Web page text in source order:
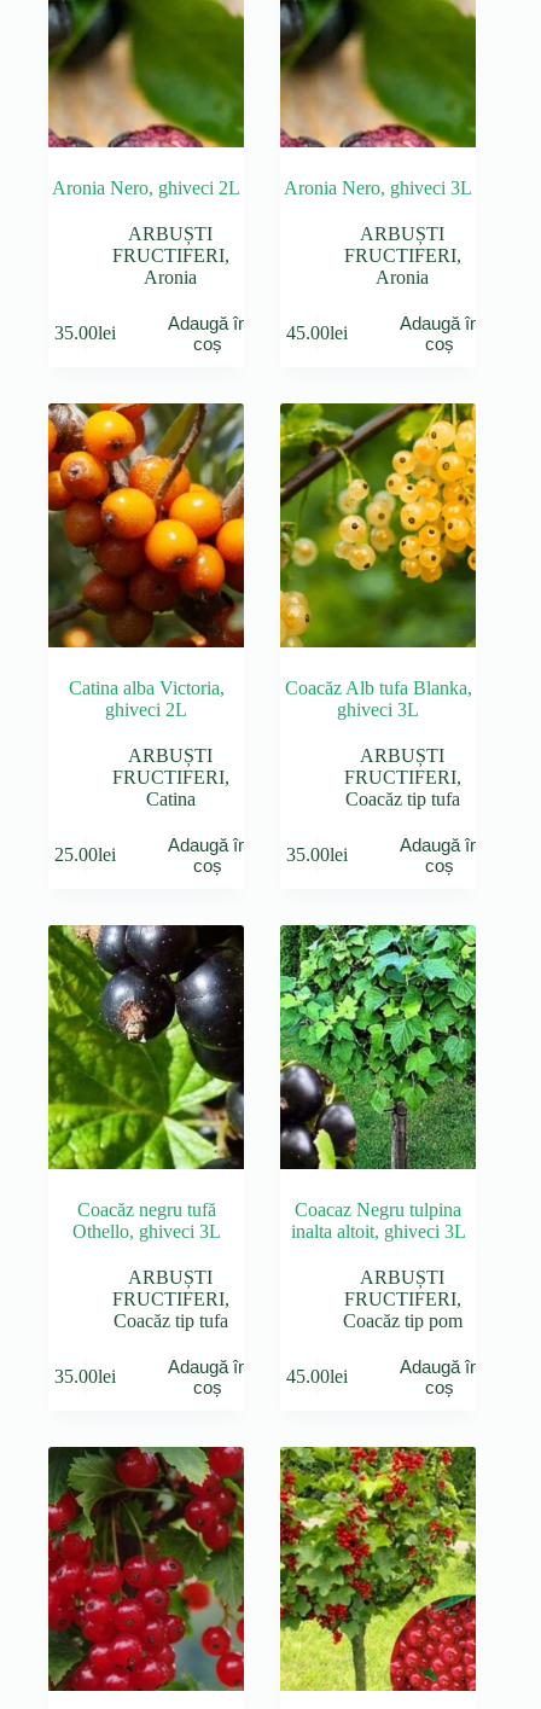
Aronia Nero, ghiveci 2L
ARBUȘTI
FRUCTIFERI,
Aronia
35.00lei
Adaugă în
coș
Aronia Nero, ghiveci 3L
ARBUȘTI
FRUCTIFERI,
Aronia
45.00lei
Adaugă în
coș
Catina alba Victoria,
ghiveci 2L
ARBUȘTI
FRUCTIFERI,
Catina
25.00lei
Adaugă în
coș
Coacăz Alb tufa Blanka,
ghiveci 3L
ARBUȘTI
FRUCTIFERI,
Coacăz tip tufa
35.00lei
Adaugă în
coș
Coacăz negru tufă
Othello, ghiveci 3L
ARBUȘTI
FRUCTIFERI,
Coacăz tip tufa
35.00lei
Adaugă în
coș
Coacaz Negru tulpina
inalta altoit, ghiveci 3L
ARBUȘTI
FRUCTIFERI,
Coacăz tip pom
45.00lei
Adaugă în
coș